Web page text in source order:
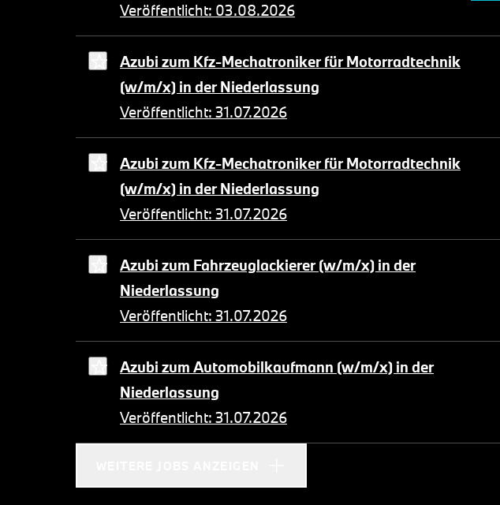
Veröffentlicht: 03.08.2026
Azubi zum Kfz-Mechatroniker für Motorradtechnik
(w/m/x) in der Niederlassung
Veröffentlicht: 31.07.2026
Azubi zum Kfz-Mechatroniker für Motorradtechnik
(w/m/x) in der Niederlassung
Veröffentlicht: 31.07.2026
Azubi zum Fahrzeuglackierer (w/m/x) in der
Niederlassung
Veröffentlicht: 31.07.2026
Azubi zum Automobilkaufmann (w/m/x) in der
Niederlassung
Veröffentlicht: 31.07.2026